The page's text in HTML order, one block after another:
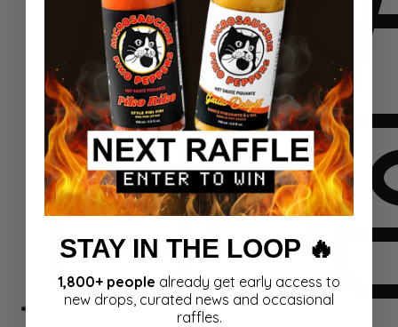
STAY IN THE LOOP 🔥
1,800+ people already get early access to
new drops, curated news and occasional
raffles.